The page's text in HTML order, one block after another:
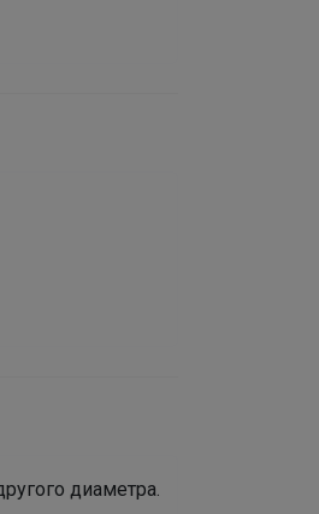
диаметра.